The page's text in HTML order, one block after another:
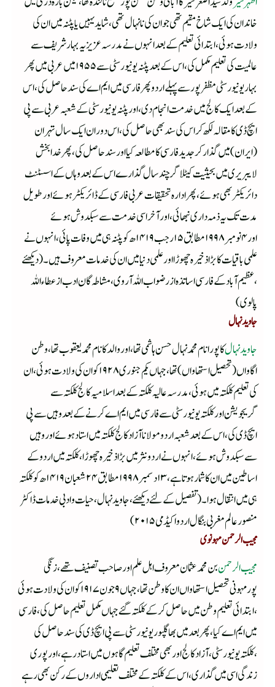
خاندان کی ایک شاخ مقیم تھی جو ان کی نانہال تھی ،شاید یہیں یا پٹنہ میں ان کی
ولادت ہوئی ،ابتدائی تعلیم کے بعد انہوں نے مدرسہ عزیزیہ بہارشریف سے
عالمیت کی تعلیم مکمل کی ،اس کے بعد پٹنہ یونیورسٹی سے ۱۹۵۵ میں عربی میں پھر
بہاریونیورسٹی مظفرپورسے پہلے اردو پھر فارسی میں ایم اے کی سند حاصل کی ،اس
کے بعد ایک کالج میں خدمت انجام دی ،اور پٹنہ یونیورسٹی کے شعبہ عربی سے پی
ایچ ڈی کا مقالہ لکھ کر اس کی سند بھی حاصل کی ،اس دوران ایک سال تہران
(ایران)میں گذار کرجدید فارسی کا مطالعہ کیا اور سند حاصل کی،پھر خدابخش
لایبریری میں بحیثیت کیٹلاگر چند سال گذارے اس کے بعد وہاں کے اسسٹنٹ
دائریکٹر بھی ہوئے ،پھر ادارہ تحقیقات عربی فارسی کے ڈائریکٹر ہوئے اور طویل
مدت تک یہ ذمہ داری نبھائی ،اور آخر اسی خدمت سے سبکدوش ہوئے
اور ۴نومبر۱۹۹۸ مطابق ۱۵رجب ۱۴۱۹ھ کو پٹنہ ہی میں وفات پائی، انہوں نے
علمی باقیات کا بڑا ذخیرہ چھوڑا اور علمی دنیا میں ان کی خدمات معروف ہیں ۔(دیکھئے
،عظیم آباد کے فارسی اساتذہ از رضواب اللہ آروی،مشاطہ گان ادب از عطاء اللہ
پالوی)
جاوید نہال
جاوید نہالکا پورانام محمد نہال حسن ہاشمی تھا ،اور والد کا نام محمد یعقوب تھا،وطن
اگاواں (تحصیل استھاواں)تھا،جہاں یکم جنوری ۱۹۲۸ کو ان کی ولادت ہوئی ،ان
کی تعلیم کلکتہ میں ہوئی ،مدرسہ عالیہ کلکتہ کے بعد اسلامیہ کالج کلکتہ سے
گریجویشن اور کلکتہ یونیورسٹی سے فارسی میں ایم اے کرنے کے بعد وہیں سے پی
ایچ ڈی کی ،اس کے بعد شعبہ اردو مولانا آزاد کالج کلکتہ میں استاد ہوئے اور وہیں
سے سبکدوش ہوئے ،انہوں نے اردو نثرمیں بڑا ذخیرہ چھوڑا ،کلکتہ میں اردو کے
اساطین میں ان کا شمار ہوتا ہے ،۱۳دسمبر ۱۹۹۸ مطابق ۲۴شعبان ۱۴۱۹ھ کو کلکتہ
ہی میں انتقال ہوا ۔(تفصیل کے لئے دیکھئے،جاوید نہال ،حیات وادبی خدمات ڈاکٹر
منصور عالم مغربی بنگال اردو اکیڈمی ۲۰۱۵ )
مجیب الرحمن مہونوی
مجیب الرحمنبن محمد عثمان معروف اہل علم اور صاحب تصنیف تھے ،زنگی
پورمہونی تحصیل استھاواں ان کا وطن تھا ،جہاں ۹جون ۱۹۱۷ کو ان کی ولادت ہوئی
،ابتدائی تعلیم وطن میں حاصل کرکے کلکتہ گئے جہاں مکمل تعلیم حاصل کی ،فارسی
میں ایم اے کیا ،پھر بعد میں بھاگلپوریونیورسٹی سے پی ایچ ڈی کی سند حاصل کی
،کلکتہ یونیورسٹی ،آزاد کالج اور بھی مختلف تعلیم گاہوں میں استاد رہے ،اور پوری
زندگی اسی میں گذاری ،اس کے کلکتہ کے مختلف تعلیمی اداروں کے رکن بھی رہے